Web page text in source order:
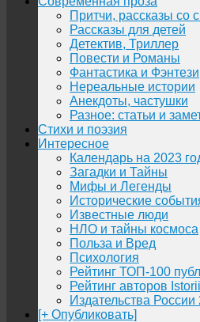
Притчи, рассказы со
Рассказы для детей
Детектив, Триллер
Повести и Романы
Фантастика и Фэнтези
Нереальные истории
Анекдоты, частушки
Разное: статьи и
Стихи и поэзия
Интересное
Календарь на 2023
Загадки и Тайны
Мифы и Легенды
Исторические
Известные люди
НЛО и тайны космоса
Польза и Вред
Психология
Рейтинг ТОП-100
Рейтинг авторов
Издательства России
[+ Опубликовать]